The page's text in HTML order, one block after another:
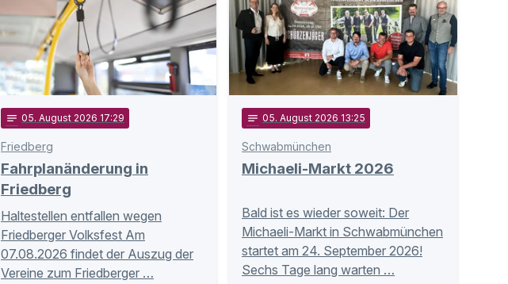
notes 05. August 2026 17:29
Friedberg
Fahrplanänderung in
Friedberg
Haltestellen entfallen wegen
Friedberger Volksfest Am
07.08.2026 findet der Auszug der
Vereine zum Friedberger …
notes 05. August 2026 13:25
Schwabmünchen
Michaeli-Markt 2026
Bald ist es wieder soweit: Der
Michaeli-Markt in Schwabmünchen
startet am 24. September 2026!
Sechs Tage lang warten …